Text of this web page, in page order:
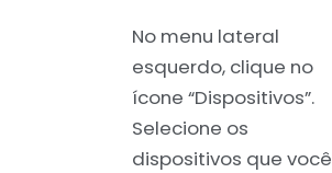
No menu lateral
esquerdo, clique no
ícone “Dispositivos”.
Selecione os
dispositivos que você